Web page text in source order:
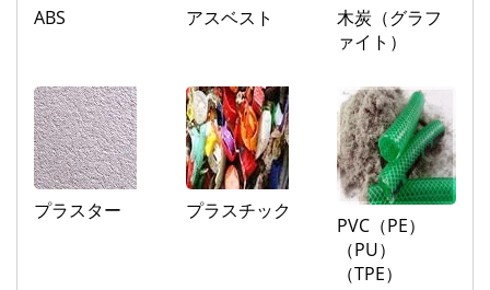
ABS アスベスト
木炭（グラフ
ァイト）
プラスター プラスチック
PVC（PE）
（PU）
（TPE）